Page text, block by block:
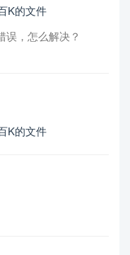
K的文件
误，怎么解决？
K的文件